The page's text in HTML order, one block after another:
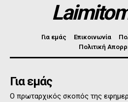
Για εμάς Επικοινωνία
Πολιτική
Για εμάς
Ο πρωταρχικός σκοπός της